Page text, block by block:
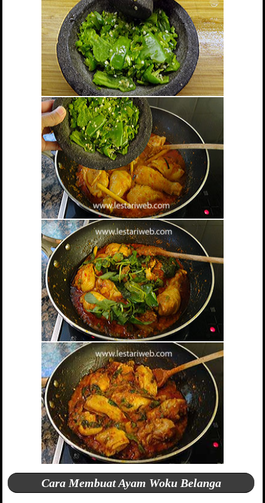
Cara Membuat Ayam Woku Belanga